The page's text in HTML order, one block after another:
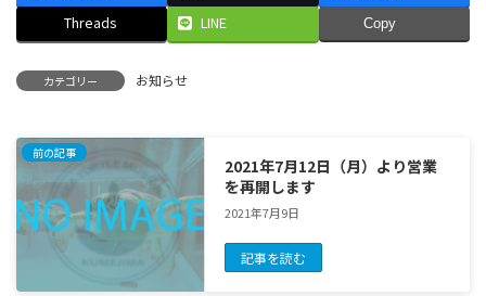
Threads
LINE Copy
カテゴリー お知らせ
前の記事
2021年7月12日（月）より営業
を再開します
2021年7月9日
記事を読む